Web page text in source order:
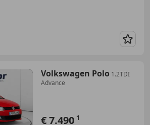
Volkswagen Polo 1.2TDI
Advance
€ 7.490 1